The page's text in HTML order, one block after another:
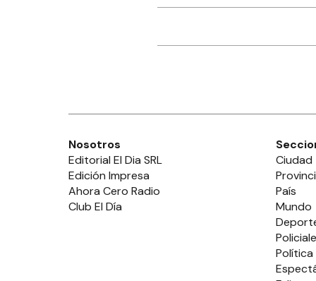
Nosotros
Editorial El Dia SRL
Edición Impresa
Ahora Cero Radio
Club El Día
Ciudad
País
Mundo
Política